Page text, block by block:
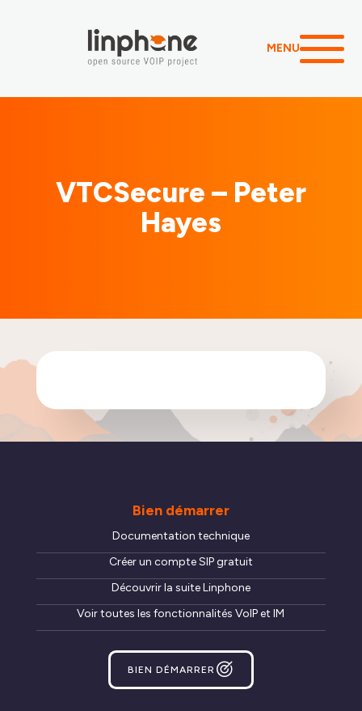
MENU
VTCSecure – Peter
Hayes
Bien démarrer
Documentation technique
Créer un compte SIP gratuit
Découvrir la suite Linphone
Voir toutes les fonctionnalités VoIP et IM
BIEN DÉMARRER